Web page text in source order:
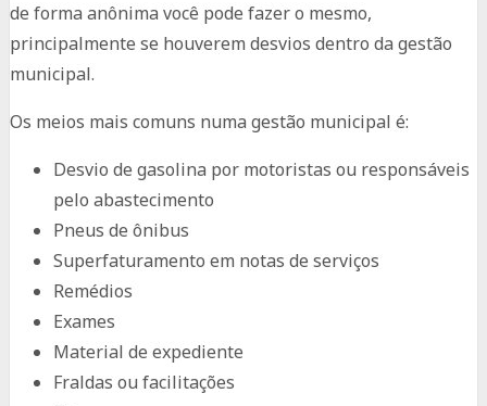
de forma anônima você pode fazer o mesmo,
principalmente se houverem desvios dentro da gestão
municipal.
Os meios mais comuns numa gestão municipal é:
Desvio de gasolina por motoristas ou responsáveis
pelo abastecimento
Pneus de ônibus
Superfaturamento em notas de serviços
Remédios
Exames
Material de expediente
Fraldas ou facilitações